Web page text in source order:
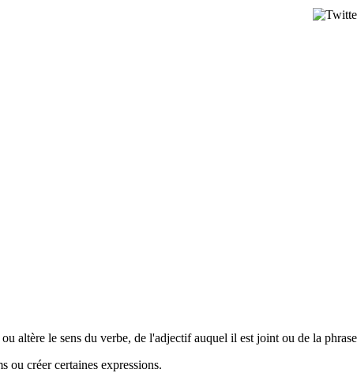
altère le sens du verbe, de l'adjectif auquel il est joint ou de la
ou créer certaines expressions.